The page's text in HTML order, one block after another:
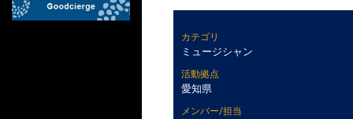
カテゴリ
ミュージシャン
活動拠点
愛知県
メンバー/担当